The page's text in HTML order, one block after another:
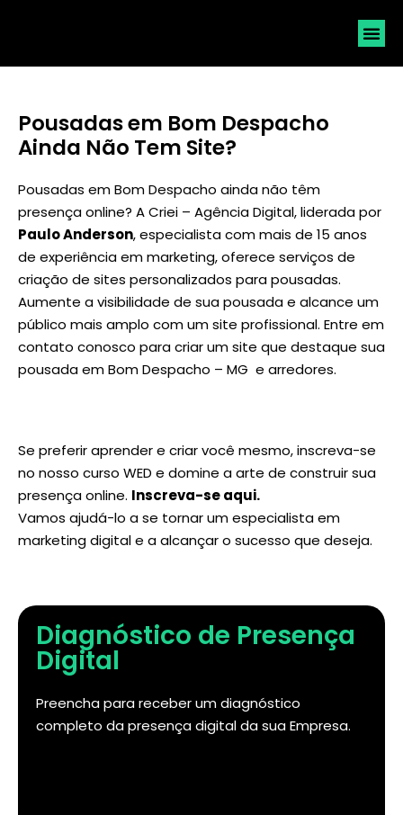
Pousadas em Bom Despacho
Ainda Não Tem Site?
Pousadas em Bom Despacho ainda não têm
presença online? A Criei – Agência Digital, liderada por
Paulo Anderson, especialista com mais de 15 anos
de experiência em marketing, oferece serviços de
criação de sites personalizados para pousadas.
Aumente a visibilidade de sua pousada e alcance um
público mais amplo com um site profissional. Entre em
contato conosco para criar um site que destaque sua
pousada em Bom Despacho – MG e arredores.
Se preferir aprender e criar você mesmo, inscreva-se
no nosso curso WED e domine a arte de construir sua
presença online. Inscreva-se aqui.
Vamos ajudá-lo a se tornar um especialista em
marketing digital e a alcançar o sucesso que deseja.
Diagnóstico de Presença
Digital
Preencha para receber um diagnóstico
completo da presença digital da sua Empresa.